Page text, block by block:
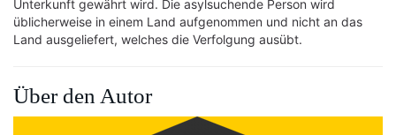
Unterkunft gewährt wird. Die asylsuchende Person wird
üblicherweise in einem Land aufgenommen und nicht an das
Land ausgeliefert, welches die Verfolgung ausübt.
Über den Autor